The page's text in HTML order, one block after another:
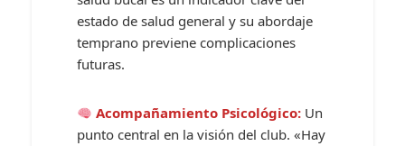
estado de salud general y su abordaje
temprano previene complicaciones
futuras.
Acompañamiento Psicológico: Un
punto central en la visión del club. «Hay